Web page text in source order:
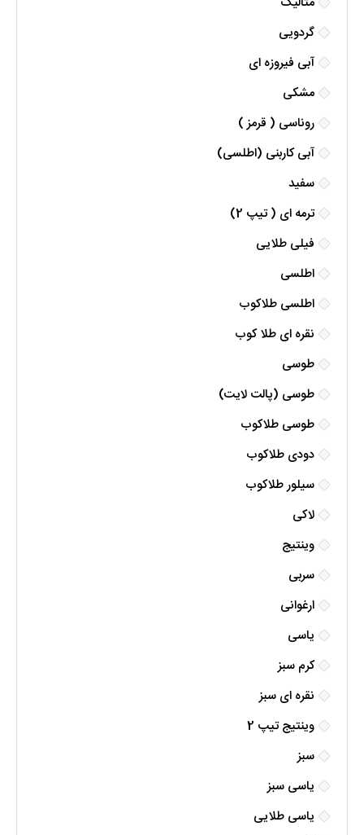
گردویی
آبی فیروزه ای
مشکی
روناسی ( قرمز )
آبی کاربنی (اطلسی)
سفید
ترمه ای ( تیپ 2)
فیلی طلایی
اطلسی
اطلسی طلاکوب
نقره ای طلا کوب
طوسی
طوسی (پالت لایت)
طوسی طلاکوب
دودی طلاکوب
سیلور طلاکوب
لاکی
وینتیج
سربی
ارغوانی
یاسی
کرم سبز
نقره ای سبز
وینتیج تیپ 2
سبز
یاسی سبز
یاسی طلایی